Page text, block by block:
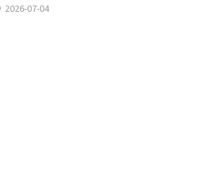
2026-07-04